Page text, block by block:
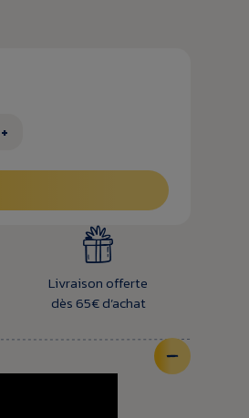
+
Livraison offerte
dès 65€ d’achat